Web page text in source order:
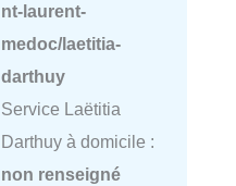
nt-laurent-
medoc/laetitia-
darthuy
Service Laëtitia
Darthuy à domicile :
non renseigné